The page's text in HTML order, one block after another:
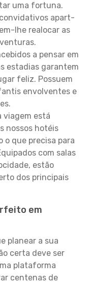
uma fortuna.
apart-
lhe realocar as
a pensar em
estadias garantem
feliz. Possuem
envolventes e
viagem está
nossos hotéis
o que precisa para
com salas
estão
dos principais
em
planear a sua
certa deve ser
plataforma
centenas de